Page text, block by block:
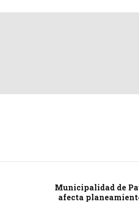
Municipalidad de
afecta